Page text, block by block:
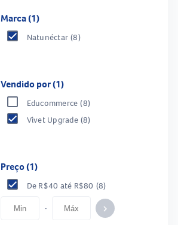
Marca (1)
Natunéctar (8)
Vendido por (1)
Educommerce (8)
Vivet Upgrade (8)
Preço (1)
De R$40 até R$80 (8)
- keyboard_arrow_right